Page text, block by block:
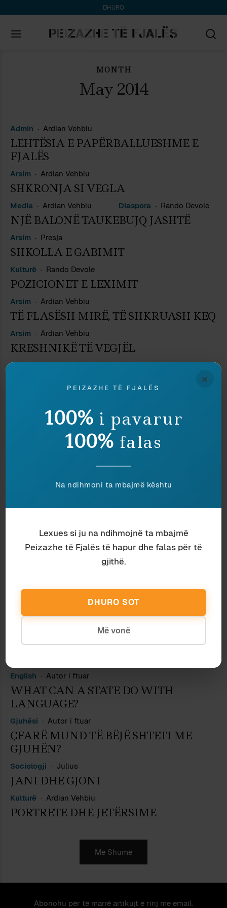
DHURO
MONTH
May 2014
Admin Ardian Vehbiu
LEHTËSIA E PAPËRBALLUESHME E
FJALËS
Arsim Ardian Vehbiu
SHKRONJA SI VEGLA
Media Ardian Vehbiu
NJË BALONË TAUKE
Diaspora Rando Devole
BUJQ JASHTË
Arsim Presja
SHKOLLA E GABIMIT
Kulturë Rando Devole
POZICIONET E LEXIMIT
Arsim Ardian Vehbiu
TË FLASËSH MIRË, TË SHKRUASH KEQ
Arsim Ardian Vehbiu
KRESHNIKË TË VEGJËL
Arsim Ardian Vehbiu
PLURALIZËM ATJE KU S’DUHET
Ardian Vehbiu
SIKUR TË ISHA PAKO
SHTETI, STANDARDI DHE
English Autor i ftuar
WHAT CAN A STATE DO WITH
LANGUAGE?
Gjuhësi Autor i ftuar
ÇFARË MUND TË BËJË SHTETI ME
GJUHËN?
Sociologji Julius
JANI DHE GJONI
Kulturë Ardian Vehbiu
PORTRETE DHE JETËRSIME
Më Shumë
Abonohu për të marrë artikujt e rinj me email.
×
PEIZAZHE TË FJALËS
100% i pavarur
100% falas
Na ndihmoni ta mbajmë kështu
Lexues si ju na ndihmojnë ta mbajmë
Peizazhe të Fjalës të hapur dhe falas për të
gjithë.
DHURO SOT
Më vonë